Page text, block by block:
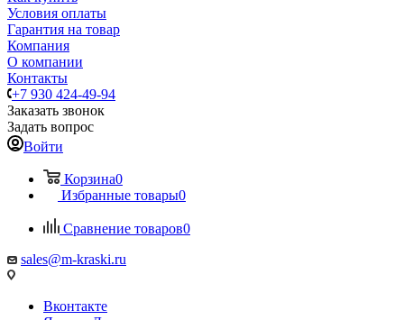
Условия оплаты
Гарантия на товар
Компания
О компании
Контакты
+7 930 424-49-94
Заказать звонок
Задать вопрос
Войти
Корзина0
Избранные товары0
Сравнение товаров0
sales@m-kraski.ru
Вконтакте